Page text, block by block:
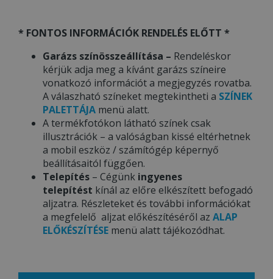
* FONTOS INFORMÁCIÓK RENDELÉS ELŐTT *
Garázs színösszeállítása – Rendeléskor
kérjük adja meg a kívánt garázs színeire
vonatkozó információt a megjegyzés rovatba.
A válaszható színeket megtekintheti a SZÍNEK
PALETTÁJA menü alatt.
A termékfotókon látható színek csak
illusztrációk – a valóságban kissé eltérhetnek
a mobil eszköz / számítógép képernyő
beállításaitól függően.
Telepítés – Cégünk ingyenes
telepítést kínál az előre elkészített befogadó
aljzatra. Részleteket és további információkat
a megfelelő aljzat előkészítéséről az ALAP
ELŐKÉSZÍTÉSE menü alatt tájékozódhat.